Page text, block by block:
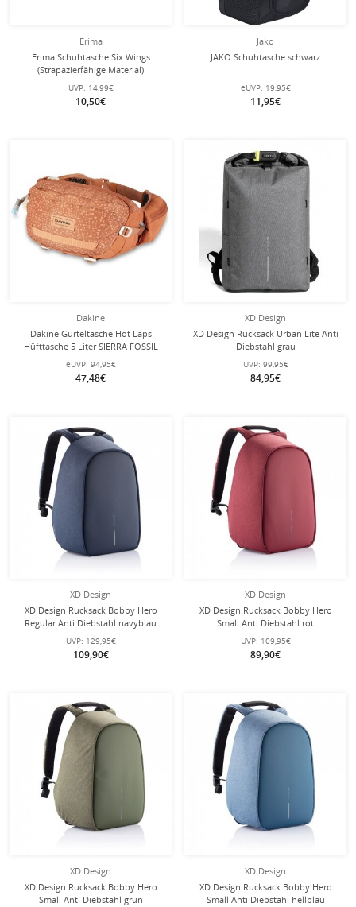
Erima
Erima Schuhtasche Six Wings
(Strapazierfähige Material)
schwarz/weiss
UVP: 14,99€
10,50€
Jako
JAKO Schuhtasche schwarz
eUVP: 19,95€
11,95€
Dakine
Dakine Gürteltasche Hot Laps
Hüfttasche 5 Liter SIERRA FOSSIL
braun
eUVP: 94,95€
47,48€
XD Design
XD Design Rucksack Urban Lite Anti
Diebstahl grau
UVP: 99,95€
84,95€
XD Design
XD Design Rucksack Bobby Hero
Regular Anti Diebstahl navyblau
UVP: 129,95€
109,90€
XD Design
XD Design Rucksack Bobby Hero
Small Anti Diebstahl rot
UVP: 109,95€
89,90€
XD Design
XD Design Rucksack Bobby Hero
Small Anti Diebstahl grün
XD Design
XD Design Rucksack Bobby Hero
Small Anti Diebstahl hellblau